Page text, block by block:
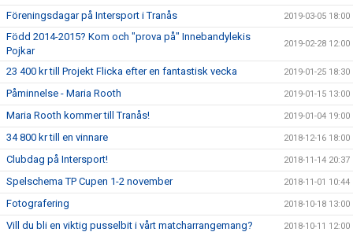
Föreningsdagar på Intersport i Tranås 2019-03-05 18:00
Född 2014-2015? Kom och "prova på" Innebandylekis
Pojkar
2019-02-28 12:00
23 400 kr till Projekt Flicka efter en fantastisk vecka 2019-01-25 18:30
Påminnelse - Maria Rooth 2019-01-15 13:00
Maria Rooth kommer till Tranås! 2019-01-04 19:00
34 800 kr till en vinnare 2018-12-16 18:00
Clubdag på Intersport! 2018-11-14 20:37
Spelschema TP Cupen 1-2 november 2018-11-01 10:44
Fotografering 2018-10-18 13:00
Vill du bli en viktig pusselbit i vårt matcharrangemang? 2018-10-11 12:00